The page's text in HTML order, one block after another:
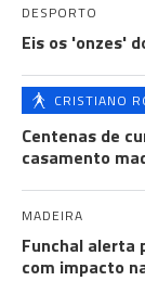
DESPORTO
Eis os 'onzes'
CRISTIANO
Centenas de
casamento
MADEIRA
Funchal alerta
com impacto